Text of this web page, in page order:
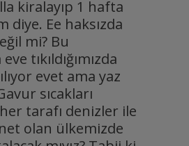
kiralayıp 1 hafta
diye. Ee haksızda
mi? Bu
tıkıldığımızda
evet ama yaz
sıcakları
tarafı denizler ile
olan ülkemizde